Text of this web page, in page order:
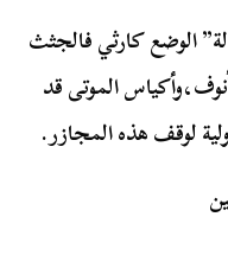
الوضع كارثي فالجثث
الموتى قد
لوقف هذه المجازر.